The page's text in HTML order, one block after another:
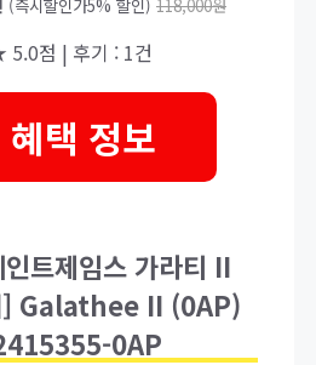
(즉시할인가5% 할인) 118,000원
5.0점 | 후기 : 1건
택 정보
트제임스 가라티 II
] Galathee II (0AP)
0AP